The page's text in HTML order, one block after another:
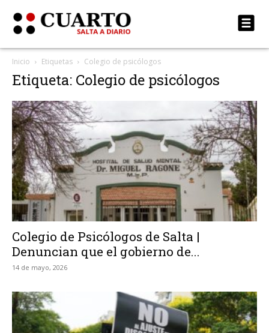
Inicio Etiquetas Colegio de psicólogos
Etiqueta: Colegio de psicólogos
Colegio de Psicólogos de Salta |
Denuncian que el gobierno de...
14 de mayo, 2026